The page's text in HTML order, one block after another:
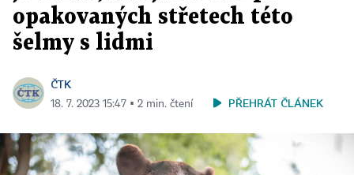
opakovaných střetech této
šelmy s lidmi
ČTK
18. 7. 2023 15:47 ▪ 2 min. čtení PŘEHRÁT ČLÁNEK